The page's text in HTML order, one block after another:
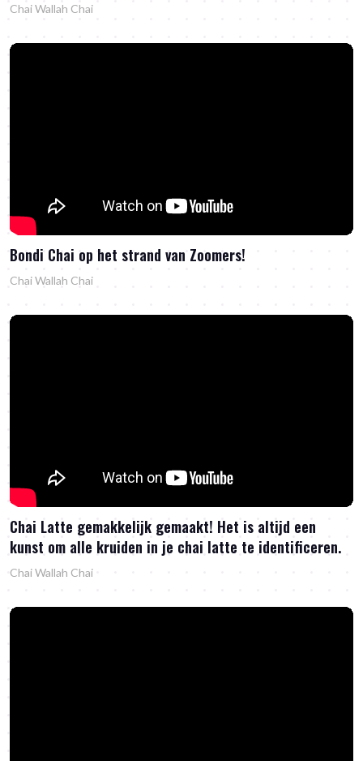
Chai Wallah Chai
Bondi Chai op het strand van Zoomers!
Chai Wallah Chai
Chai Latte gemakkelijk gemaakt! Het is altijd een
kunst om alle kruiden in je chai latte te identificeren.
Chai Wallah Chai